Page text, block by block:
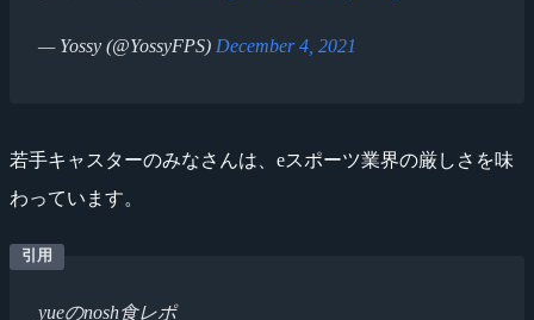
— Yossy (@YossyFPS) December 4, 2021
若手キャスターのみなさんは、eスポーツ業界の厳しさを味
わっています。
yueのnosh食レポ